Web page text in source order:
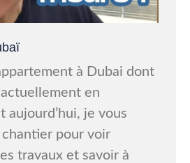
à Dubai dont
actuellement en
aujourd’hui, je vous
pour voir
travaux et savoir à